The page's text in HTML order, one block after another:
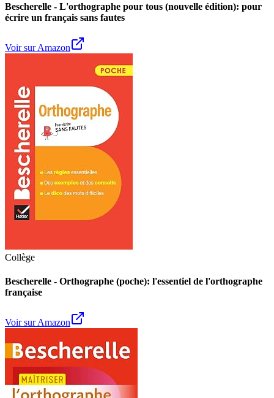
Bescherelle - L'orthographe pour tous (nouvelle édition): pour
écrire un français sans fautes
Voir sur Amazon
Collège
Bescherelle - Orthographe (poche): l'essentiel de l'orthographe
française
Voir sur Amazon